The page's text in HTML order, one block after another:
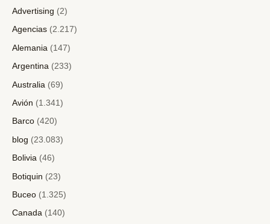
Advertising (2)
Agencias (2.217)
Alemania (147)
Argentina (233)
Australia (69)
Avión (1.341)
Barco (420)
blog (23.083)
Bolivia (46)
Botiquin (23)
Buceo (1.325)
Canada (140)